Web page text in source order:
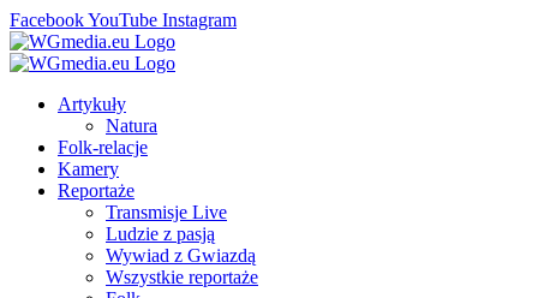
FacebookYouTube Instagram
Artykuły
Natura
Folk-relacje
Kamery
Reportaże
Transmisje Live
Ludzie z pasją
Wywiad z Gwiazdą
Wszystkie reportaże